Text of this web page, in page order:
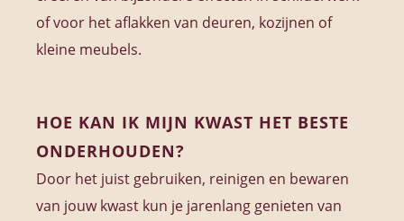
of voor het aflakken van deuren, kozijnen of
kleine meubels.
HOE KAN IK MIJN KWAST HET BESTE
ONDERHOUDEN?
Door het juist gebruiken, reinigen en bewaren
van jouw kwast kun je jarenlang genieten van